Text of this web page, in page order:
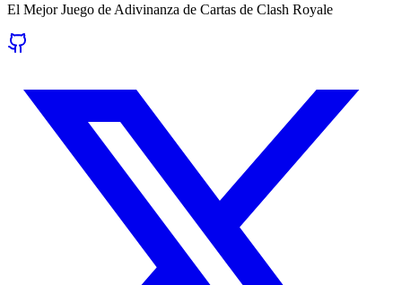
El Mejor Juego de Adivinanza de Cartas de Clash Royale